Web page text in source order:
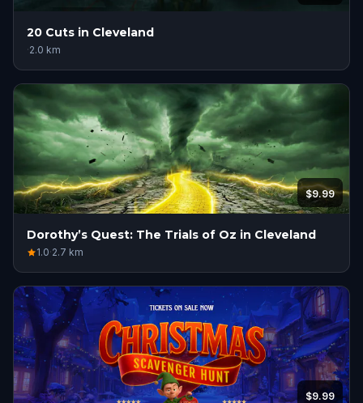
20 Cuts in Cleveland
·2.0 km
$9.99
Dorothy’s Quest: The Trials of Oz in Cleveland
1.0·2.7 km
$9.99